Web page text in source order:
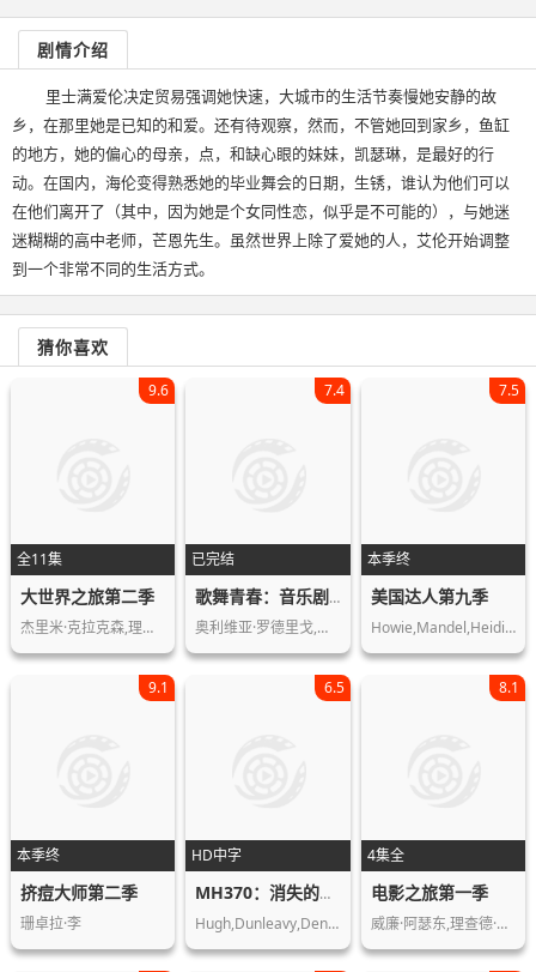
剧情介绍
里士满爱伦决定贸易强调她快速，大城市的生活节奏慢她安静的故
乡，在那里她是已知的和爱。还有待观察，然而，不管她回到家乡，鱼缸
的地方，她的偏心的母亲，点，和缺心眼的妹妹，凯瑟琳，是最好的行
动。在国内，海伦变得熟悉她的毕业舞会的日期，生锈，谁认为他们可以
在他们离开了（其中，因为她是个女同性恋，似乎是不可能的），与她迷
迷糊糊的高中老师，芒恩先生。虽然世界上除了爱她的人，艾伦开始调整
到一个非常不同的生活方式。
猜你喜欢
全11集
9.6
大世界之旅第二季
杰里米·克拉克森,理查德·哈蒙德,詹姆…
已完结
7.4
歌舞青春：音乐剧第一季
奥利维亚·罗德里戈,约书亚·巴塞特,马…
本季终
7.5
美国达人第九季
Howie,Mandel,Heidi,Klum,Mel,B,Howard…
本季终
9.1
挤痘大师第二季
珊卓拉·李
HD中字
6.5
MH370：消失的航班第一季
Hugh,Dunleavy,Dennis,Jones,David,Lea…
4集全
8.1
电影之旅第一季
威廉·阿瑟东,理查德·艾德兰德,约翰·…